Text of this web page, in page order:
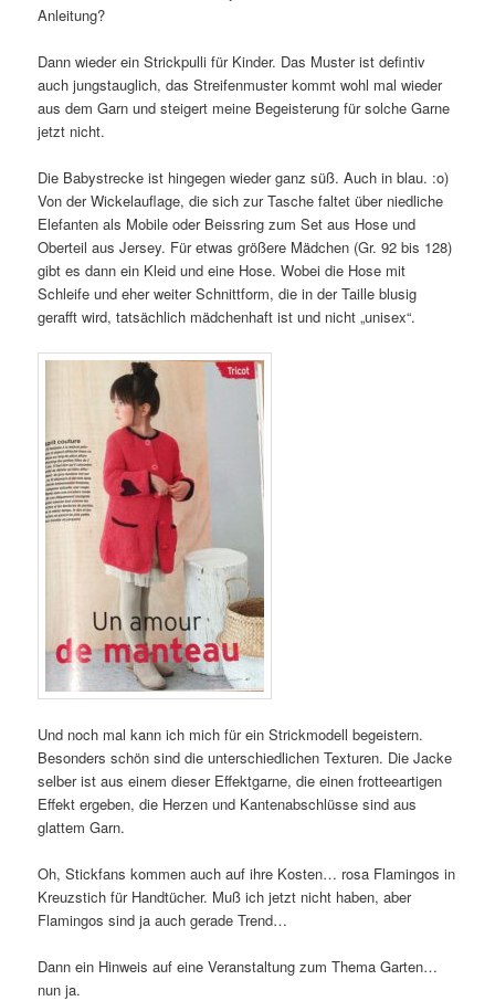
Anleitung?
Dann wieder ein Strickpulli für Kinder. Das Muster ist defintiv
auch jungstauglich, das Streifenmuster kommt wohl mal wieder
aus dem Garn und steigert meine Begeisterung für solche Garne
jetzt nicht.
Die Babystrecke ist hingegen wieder ganz süß. Auch in blau. :o)
Von der Wickelauflage, die sich zur Tasche faltet über niedliche
Elefanten als Mobile oder Beissring zum Set aus Hose und
Oberteil aus Jersey. Für etwas größere Mädchen (Gr. 92 bis 128)
gibt es dann ein Kleid und eine Hose. Wobei die Hose mit
Schleife und eher weiter Schnittform, die in der Taille blusig
gerafft wird, tatsächlich mädchenhaft ist und nicht „unisex“.
Und noch mal kann ich mich für ein Strickmodell begeistern.
Besonders schön sind die unterschiedlichen Texturen. Die Jacke
selber ist aus einem dieser Effektgarne, die einen frotteeartigen
Effekt ergeben, die Herzen und Kantenabschlüsse sind aus
glattem Garn.
Oh, Stickfans kommen auch auf ihre Kosten… rosa Flamingos in
Kreuzstich für Handtücher. Muß ich jetzt nicht haben, aber
Flamingos sind ja auch gerade Trend…
Dann ein Hinweis auf eine Veranstaltung zum Thema Garten…
nun ja.